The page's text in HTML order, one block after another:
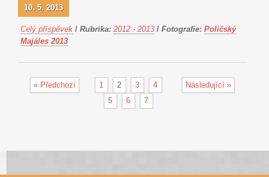
10. 5. 2013
Celý příspěvek / Rubrika: 2012 - 2013 / Fotografie: Poličský
Majáles 2013
« Předchozí 1 2 3
4
5
6 7
Následující »